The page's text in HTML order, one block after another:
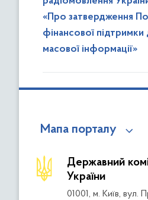
«Про затвердження
фінансової
масової інформації»
Мапа порталу
Державний
України
01001, м. Київ, вул.